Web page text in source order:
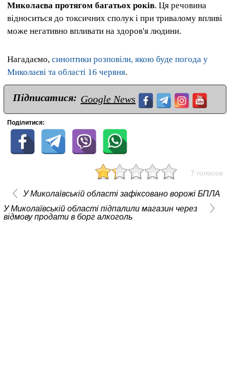
Миколаєва протягом багатьох років. Ця речовина
відноситься до токсичних сполук і при тривалому впливі
може негативно впливати на здоров'я людини.
Нагадаємо, синоптики розповіли, якою буде погода у
Миколаєві та області 16 червня.
Підписатися: Google News
Поділитися:
7 голосов
У Миколаївській області зафіксовано ворожі БПЛА
У Миколаївській області підпалили магазин через
відмову продати в борг алкоголь